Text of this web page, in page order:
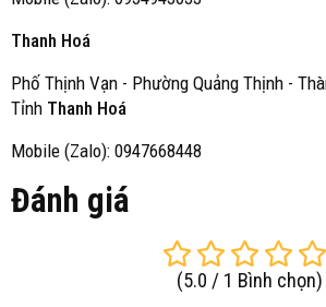
Thanh Hoá
Phố Thịnh Vạn - Phường Quảng Thịnh -
Tỉnh Thanh Hoá
Mobile (Zalo): 0947668448
Đánh giá
(5.0 / 1 Bình chọn)